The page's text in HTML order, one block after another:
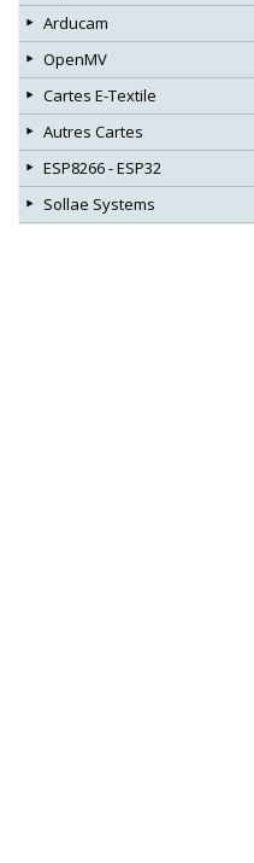
Arducam
OpenMV
Cartes E-Textile
Autres Cartes
ESP8266 - ESP32
Sollae Systems